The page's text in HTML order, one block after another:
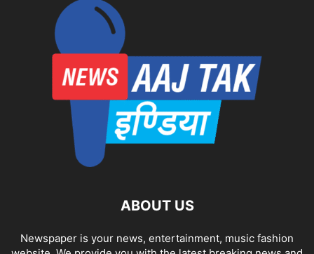
ABOUT US
Newspaper is your news, entertainment, music fashion